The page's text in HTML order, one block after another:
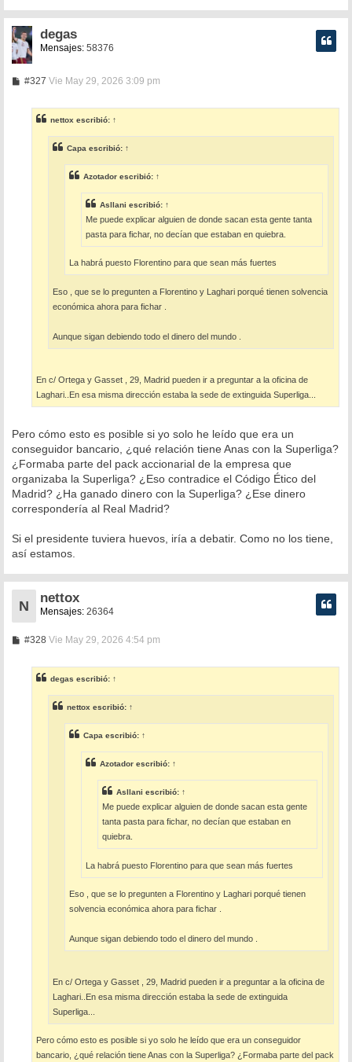
degas
Mensajes:58376
#327M
s
a
Vie May 29, 2026 3:09 pm
nettox escribió: ↑
Capa escribió: ↑
Azotador escribió: ↑
Asllani escribió: ↑
Me puede explicar alguien de donde sacan esta gente tanta
pasta para fichar, no decían que estaban en quiebra.
La habrá puesto Florentino para que sean más fuertes
Eso , que se lo pregunten a Florentino y Laghari porqué tienen solvencia
económica ahora para fichar .
Aunque sigan debiendo todo el dinero del mundo .
En c/ Ortega y Gasset , 29, Madrid pueden ir a preguntar a la oficina de
Laghari..En esa misma dirección estaba la sede de extinguida Superliga...
Pero cómo esto es posible si yo solo he leído que era un
conseguidor bancario, ¿qué relación tiene Anas con la Superliga?
¿Formaba parte del pack accionarial de la empresa que
organizaba la Superliga? ¿Eso contradice el Código Ético del
Madrid? ¿Ha ganado dinero con la Superliga? ¿Ese dinero
correspondería al Real Madrid?
Si el presidente tuviera huevos, iría a debatir. Como no los tiene,
así estamos.
N
nettox
Mensajes: 26364
#328M
s
a
Vie May 29, 2026 4:54 pm
degas escribió: ↑
nettox escribió: ↑
Capa escribió: ↑
Azotador escribió: ↑
Asllani escribió: ↑
Me puede explicar alguien de donde sacan esta gente
tanta pasta para fichar, no decían que estaban en
quiebra.
La habrá puesto Florentino para que sean más fuertes
Eso , que se lo pregunten a Florentino y Laghari porqué tienen
solvencia económica ahora para fichar .
Aunque sigan debiendo todo el dinero del mundo .
En c/ Ortega y Gasset , 29, Madrid pueden ir a preguntar a la oficina de
Laghari..En esa misma dirección estaba la sede de extinguida
Superliga...
Pero cómo esto es posible si yo solo he leído que era un conseguidor
bancario, ¿qué relación tiene Anas con la Superliga? ¿Formaba parte del pack